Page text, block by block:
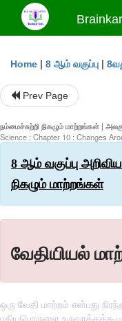
Home | 8 ஆம் வகுப்பு |
Prev Page
நம்மைச்சுற்றி நிகழும் மாற்றங்கள் |
Science : Chapter 10 : Changes
8 ஆம் வகுப்பு
நிகழும் மாற்றங்கள்
வேதியியல்
ஒரு வேதி மாற்றம் என்பது
புதியபொருளை